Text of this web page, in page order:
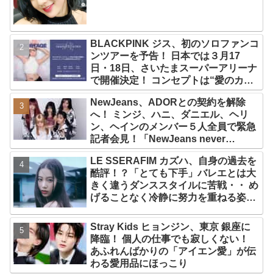
BLACKPINK ジス、初のソロファンコ
ンツアーを予告！ 日本では３月17
日・18日、さいたまスーパーアリーナ
で開催決定！ コンセプトは“愛のカケ
ラ”！？ 14日には新アルバム
『AMORTAGE』もリリース
NewJeans、ADORとの契約を解除
へ！ ミンジ、ハニ、ダニエル、ヘリ
ン、ヘインのメンバー５人全員で緊急
記者会見！「NewJeans never
dies!」と微笑みの宣言！ ADOR側、
2029年まで契約有効と主張
LE SSERAFIM カズハ、自身の過去を
酷評！？「とても下手」バレエとは大
きく違うダンススタイルに苦戦・・ め
げることなく冷静に努力を重ねる姿に
Stray Kids ヒョンジン、東京 銀座に
降臨！ 個人の仕事でも寂しくない！
あふれんばかりの「アイエン愛」が伝
わる愛用品にほっこり